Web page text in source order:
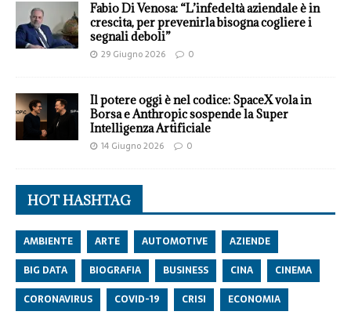
Fabio Di Venosa: “L’infedeltà aziendale è in
crescita, per prevenirla bisogna cogliere i
segnali deboli”
29 Giugno 2026 0
Il potere oggi è nel codice: SpaceX vola in
Borsa e Anthropic sospende la Super
Intelligenza Artificiale
14 Giugno 2026 0
HOT HASHTAG
AMBIENTE ARTE AUTOMOTIVE
AZIENDE
BIG DATA
BIOGRAFIA BUSINESS CINA
CINEMA
CORONAVIRUS
COVID-19 CRISI ECONOMIA